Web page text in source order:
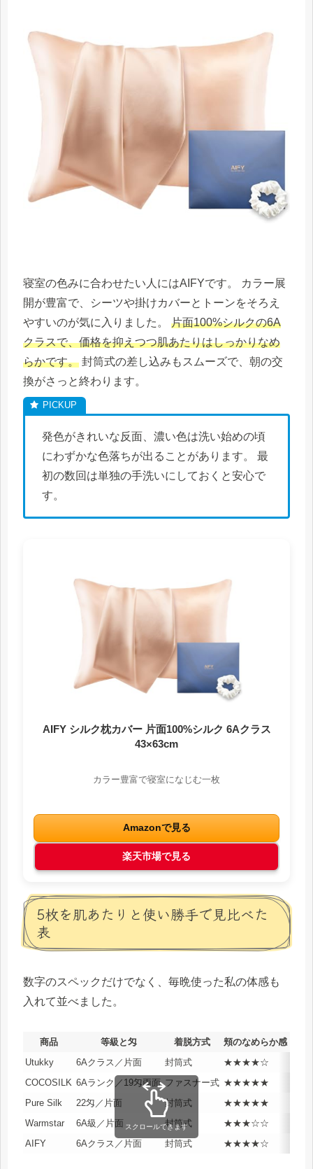
寝室の色みに合わせたい人にはAIFYです。 カラー展
開が豊富で、シーツや掛けカバーとトーンをそろえ
やすいのが気に入りました。 片面100%シルクの6A
クラスで、価格を抑えつつ肌あたりはしっかりなめ
らかです。 封筒式の差し込みもスムーズで、朝の交
換がさっと終わります。
発色がきれいな反面、濃い色は洗い始めの頃
にわずかな色落ちが出ることがあります。 最
初の数回は単独の手洗いにしておくと安心で
す。
AIFY シルク枕カバー 片面100%シルク 6Aクラス
43×63cm
カラー豊富で寝室になじむ一枚
Amazonで見る
楽天市場で見る
5枚を肌あたりと使い勝手で見比べた
表
数字のスペックだけでなく、毎晩使った私の体感も
入れて並べました。
商品 等級と匁 着脱方式 頬のなめらか感
Utukky
6Aクラス／片面 封筒式 ★★★★☆
COCOSILK 6Aランク／19匁両面 ファスナー式 ★★★★★
Pure Silk
22匁／片面 封筒式 ★★★★★
Warmstar
6A級／片面 封筒式 ★★★☆☆
AIFY
6Aクラス／片面 封筒式 ★★★★☆
スクロールできます